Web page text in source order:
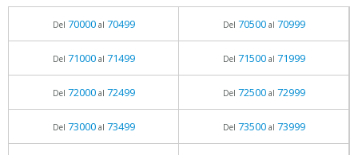
Del 70000al 70499 Del 70500al 70999
Del 71000al 71499 Del 71500al 71999
Del 72000al 72499 Del 72500al 72999
Del 73000al 73499 Del 73500al 73999